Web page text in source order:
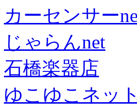
カーセンサー
じゃらんnet
石橋楽器店
ゆこゆこネット